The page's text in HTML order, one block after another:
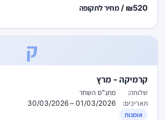
₪520 / מחיר לתקופה
ק
קרמיקה - מרץ
שלוחה:
מתנ"ס השחר
תאריכים:
01/03/2026 – 30/03/2026
אומנות